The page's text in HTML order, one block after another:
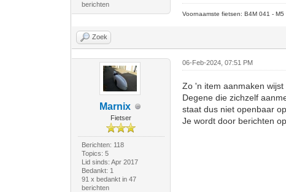
berichten
Voornaamste fietsen: B4M 041 -
Zoek
Marnix
Fietser
Berichten: 118
Topics: 5
Lid sinds: Apr 2017
Bedankt: 1
91 x bedankt in 47
berichten
06-Feb-2024, 07:51 PM
Zo 'n item aanmaken wijst
Degene die zichzelf
staat dus niet openbaar
Je wordt door berichten